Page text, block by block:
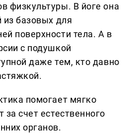
физкультуры. В йоге она
из базовых для
поверхности тела. А в
с подушкой
даже тем, кто давно
помогает мягко
за счет естественного
органов.